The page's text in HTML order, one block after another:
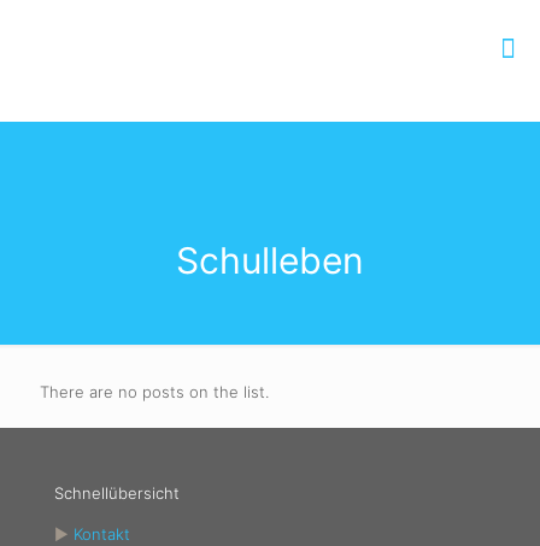
Schulleben
There are no posts on the list.
Schnellübersicht
► Kontakt